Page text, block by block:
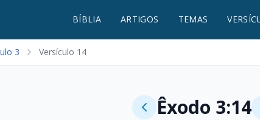
BÍBLIA ARTIGOS TEMAS
3 Versículo 14
Êxodo 3:14